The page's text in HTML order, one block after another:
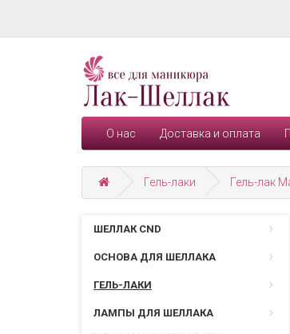
О нас Доставка и оплата
Гель-лаки Гель-лак
ШЕЛЛАК CND
ОСНОВА ДЛЯ ШЕЛЛАКА
ГЕЛЬ-ЛАКИ
ЛАМПЫ ДЛЯ ШЕЛЛАКА